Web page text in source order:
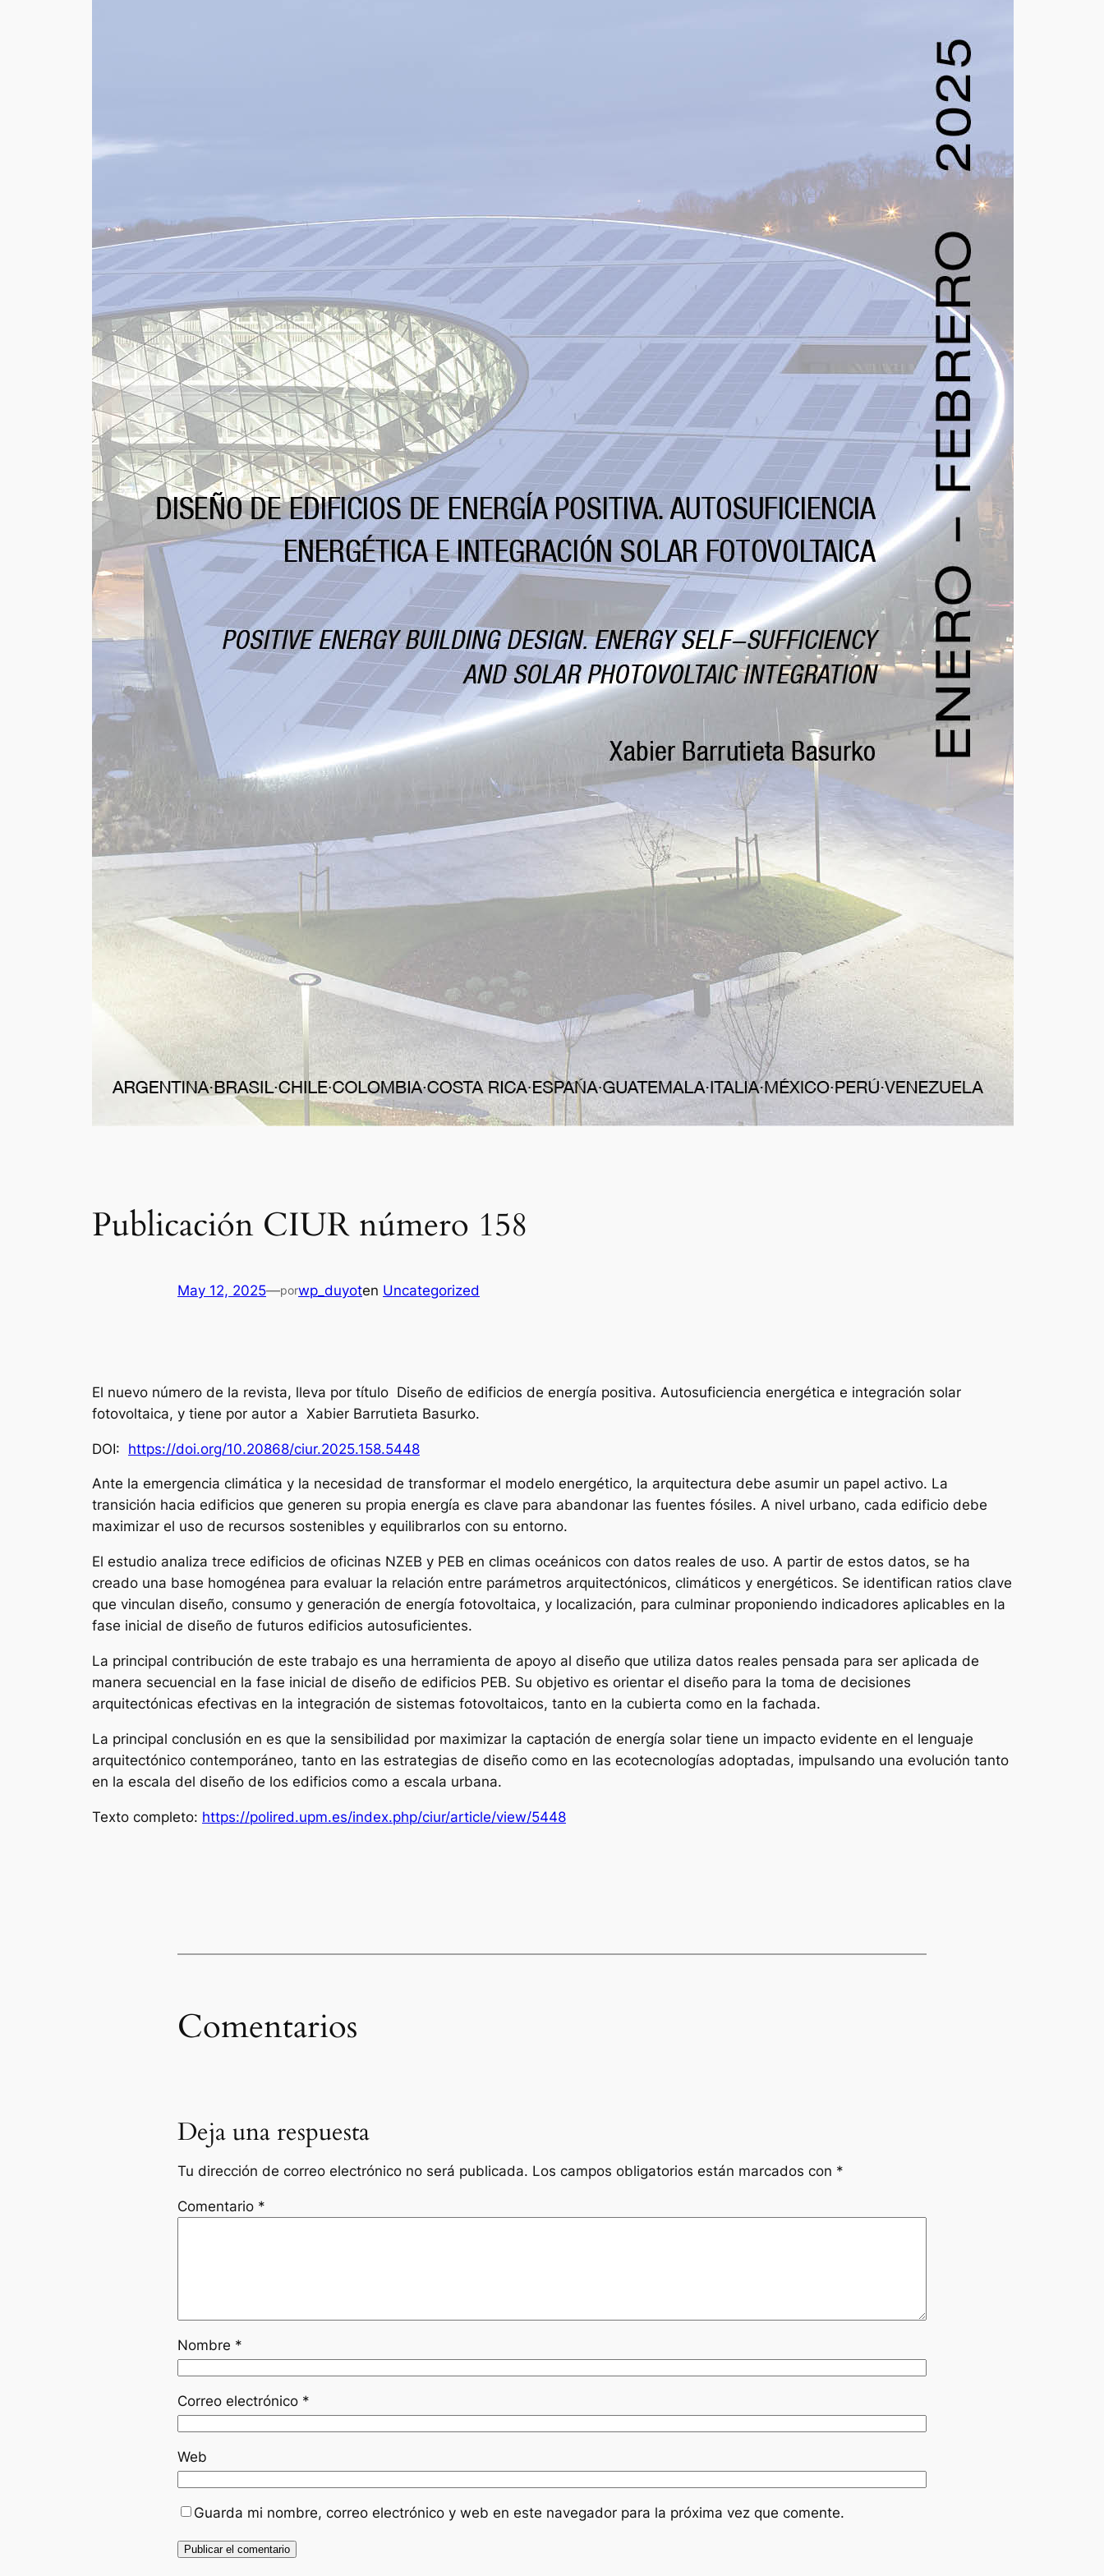
Publicación CIUR número 158
May 12, 2025—porwp_duyoten Uncategorized
El nuevo número de la revista, lleva por título Diseño de edificios de energía positiva. Autosuficiencia energética e integración solar
fotovoltaica, y tiene por autor a Xabier Barrutieta Basurko.
DOI: https://doi.org/10.20868/ciur.2025.158.5448
Ante la emergencia climática y la necesidad de transformar el modelo energético, la arquitectura debe asumir un papel activo. La
transición hacia edificios que generen su propia energía es clave para abandonar las fuentes fósiles. A nivel urbano, cada edificio debe
maximizar el uso de recursos sostenibles y equilibrarlos con su entorno.
El estudio analiza trece edificios de oficinas NZEB y PEB en climas oceánicos con datos reales de uso. A partir de estos datos, se ha
creado una base homogénea para evaluar la relación entre parámetros arquitectónicos, climáticos y energéticos. Se identifican ratios clave
que vinculan diseño, consumo y generación de energía fotovoltaica, y localización, para culminar proponiendo indicadores aplicables en la
fase inicial de diseño de futuros edificios autosuficientes.
La principal contribución de este trabajo es una herramienta de apoyo al diseño que utiliza datos reales pensada para ser aplicada de
manera secuencial en la fase inicial de diseño de edificios PEB. Su objetivo es orientar el diseño para la toma de decisiones
arquitectónicas efectivas en la integración de sistemas fotovoltaicos, tanto en la cubierta como en la fachada.
La principal conclusión en es que la sensibilidad por maximizar la captación de energía solar tiene un impacto evidente en el lenguaje
arquitectónico contemporáneo, tanto en las estrategias de diseño como en las ecotecnologías adoptadas, impulsando una evolución tanto
en la escala del diseño de los edificios como a escala urbana.
Texto completo: https://polired.upm.es/index.php/ciur/article/view/5448
Comentarios
Deja una respuesta
Tu dirección de correo electrónico no será publicada. Los campos obligatorios están marcados con *
Comentario *
Nombre *
Correo electrónico *
Web
Guarda mi nombre, correo electrónico y web en este navegador para la próxima vez que comente.